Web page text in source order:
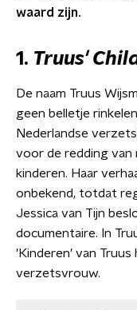
waard zijn.
1. Truus'
De naam Truus
geen belletje
Nederlandse
voor de redding van
kinderen. Haar
onbekend, totdat
Jessica van Tijn
documentaire. In
'Kinderen' van
verzetsvrouw.